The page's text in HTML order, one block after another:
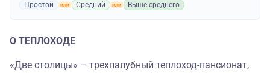
Простой Средний Выше среднего
О ТЕПЛОХОДЕ
«Две столицы» – трехпалубный теплоход-пансионат,